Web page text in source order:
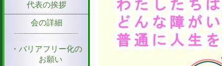
代表の挨拶
会の詳細
・バリアフリー化の
お願い